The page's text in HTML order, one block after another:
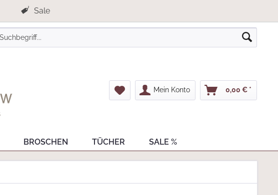
Sale
Mein Konto 0,00 € *
BROSCHEN TÜCHER SALE %